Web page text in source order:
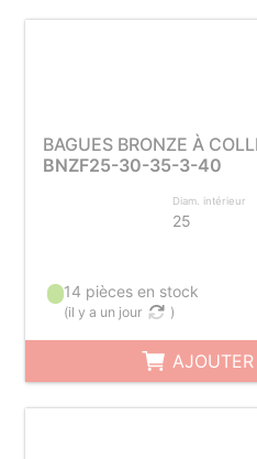
BAGUES BRONZE À
BNZF25-30-35-3-40
Diam. intérieur
25
14 pièces en stock
(il y a un jour )